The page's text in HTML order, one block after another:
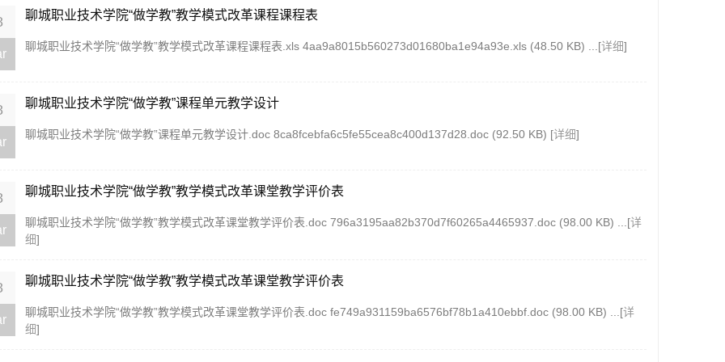
聊城职业技术学院“做学教”教学模式改革课程课程表
聊城职业技术学院“做学教”教学模式改革课程课程表.xls 4aa9a8015b560273d01680ba1e94a93e.xls (48.50 KB) ...[详细]
聊城职业技术学院“做学教”课程单元教学设计
聊城职业技术学院“做学教”课程单元教学设计.doc 8ca8fcebfa6c5fe55cea8c400d137d28.doc (92.50 KB) [详细]
聊城职业技术学院“做学教”教学模式改革课堂教学评价表
聊城职业技术学院“做学教”教学模式改革课堂教学评价表.doc 796a3195aa82b370d7f60265a4465937.doc (98.00 KB) ...[详
细]
聊城职业技术学院“做学教”教学模式改革课堂教学评价表
聊城职业技术学院“做学教”教学模式改革课堂教学评价表.doc fe749a931159ba6576bf78b1a410ebbf.doc (98.00 KB) ...[详
细]